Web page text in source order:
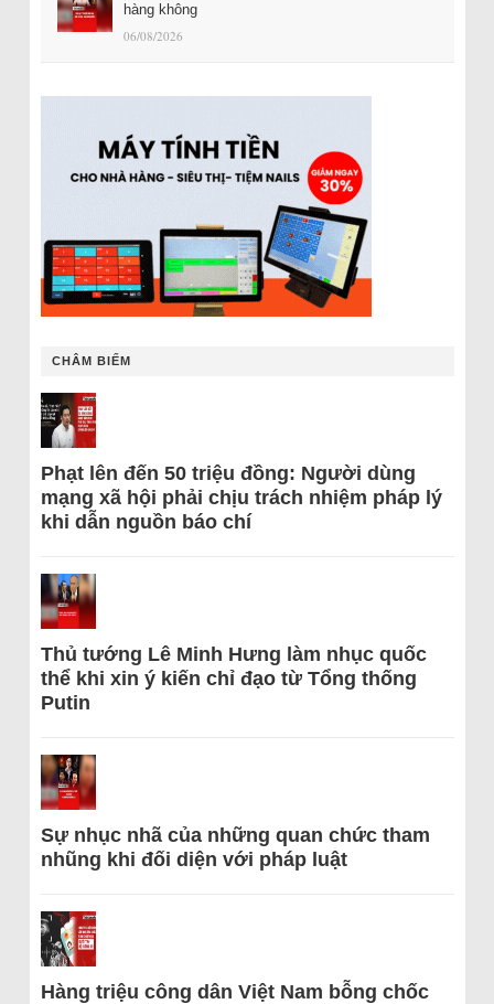
hàng không
06/08/2026
CHÂM BIẾM
Phạt lên đến 50 triệu đồng: Người dùng
mạng xã hội phải chịu trách nhiệm pháp lý
khi dẫn nguồn báo chí
Thủ tướng Lê Minh Hưng làm nhục quốc
thể khi xin ý kiến chỉ đạo từ Tổng thống
Putin
Sự nhục nhã của những quan chức tham
nhũng khi đối diện với pháp luật
Hàng triệu công dân Việt Nam bỗng chốc